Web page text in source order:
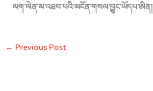
ལག་ལེན་མ་འཐབ་པའི་མངོན་གསལ་བྱུང་ཡོདཔ་ཨིན།
← Previous Post